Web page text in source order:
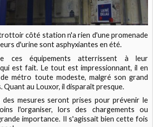
côté station n'a rien d'une promenade
d'urine sont asphyxiantes en été.
ces équipements atterrissent à leur
est fait. Le tout est impressionnant, il en
métro toute modeste, malgré son grand
Quant au Louxor, il disparaît presque.
des mesures seront prises pour prévenir le
l'organiser, lors des chargements ou
importance. Il s'agissait bien cette fois